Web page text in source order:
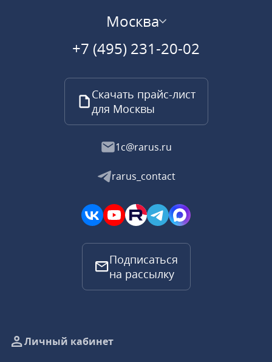
Москва
+7 (495) 231-20-02
Скачать прайс-лист
для Москвы
1c@rarus.ru
rarus_contact
Подписаться
на рассылку
Личный кабинет